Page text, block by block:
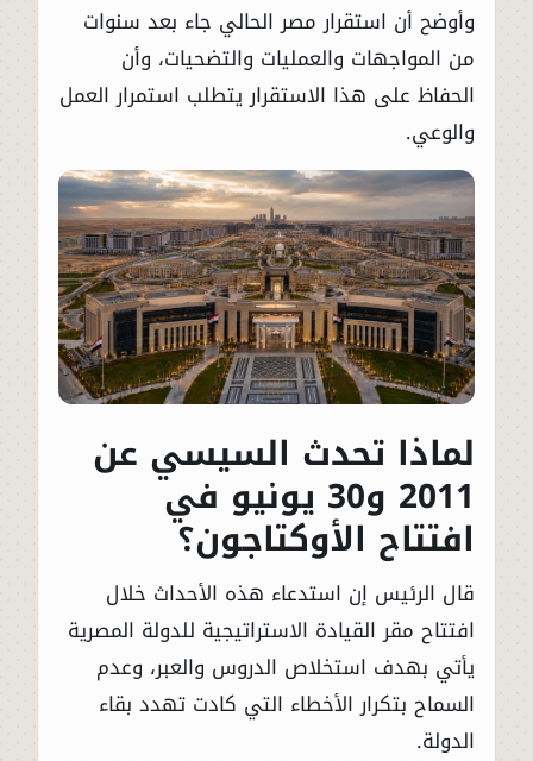
وأوضح أن استقرار مصر الحالي جاء بعد سنوات
من المواجهات والعمليات والتضحيات، وأن
الحفاظ على هذا الاستقرار يتطلب استمرار العمل
والوعي.
لماذا تحدث السيسي عن
2011 و30 يونيو في
افتتاح الأوكتاجون؟
قال الرئيس إن استدعاء هذه الأحداث خلال
افتتاح مقر القيادة الاستراتيجية للدولة المصرية
يأتي بهدف استخلاص الدروس والعبر، وعدم
السماح بتكرار الأخطاء التي كادت تهدد بقاء
الدولة.